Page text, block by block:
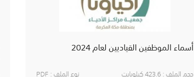
أسماء الموظفين القياديين لعام 2024
حجم الملف : 423.6 كيلوبايت نوع الملف : PDF